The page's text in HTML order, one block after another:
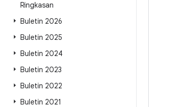
Ringkasan
Buletin 2026
Buletin 2025
Buletin 2024
Buletin 2023
Buletin 2022
Buletin 2021